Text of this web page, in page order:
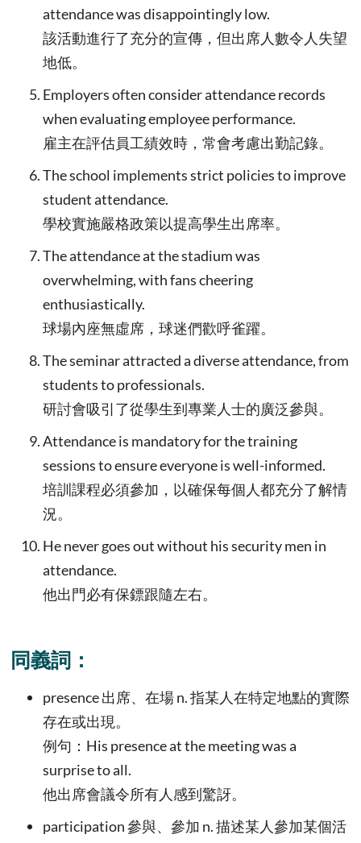
attendance was disappointingly low.
該活動進行了充分的宣傳，但出席人數令人失望
地低。
Employers often consider attendance records
when evaluating employee performance.
雇主在評估員工績效時，常會考慮出勤記錄。
The school implements strict policies to improve
student attendance.
學校實施嚴格政策以提高學生出席率。
The attendance at the stadium was
overwhelming, with fans cheering
enthusiastically.
球場內座無虛席，球迷們歡呼雀躍。
The seminar attracted a diverse attendance, from
students to professionals.
研討會吸引了從學生到專業人士的廣泛參與。
Attendance is mandatory for the training
sessions to ensure everyone is well-informed.
培訓課程必須參加，以確保每個人都充分了解情
況。
He never goes out without his security men in
attendance.
他出門必有保鏢跟隨左右。
同義詞：
presence 出席、在場 n. 指某人在特定地點的實際
存在或出現。
例句：His presence at the meeting was a
surprise to all.
他出席會議令所有人感到驚訝。
participation 參與、參加 n. 描述某人參加某個活